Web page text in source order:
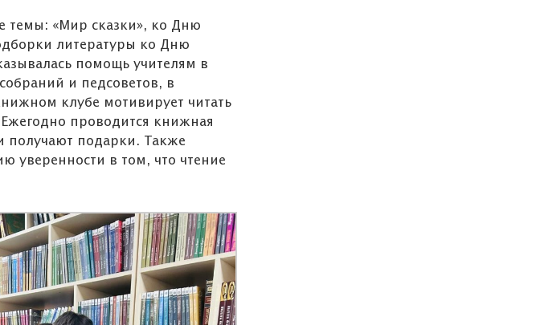
темы: «Мир сказки», ко Дню
литературы ко Дню
помощь учителям в
и педсоветов, в
клубе мотивирует читать
проводится книжная
получают подарки. Также
уверенности в том, что чтение